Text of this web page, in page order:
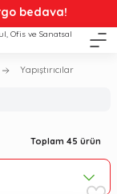
bedava!
Yapıştırıcılar
Toplam 45 ürün